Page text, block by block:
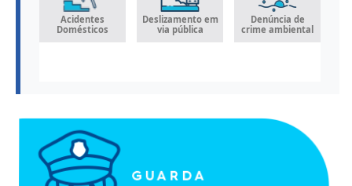
Acidentes
Domésticos
Deslizamento em
via pública
Denúncia de
crime ambiental